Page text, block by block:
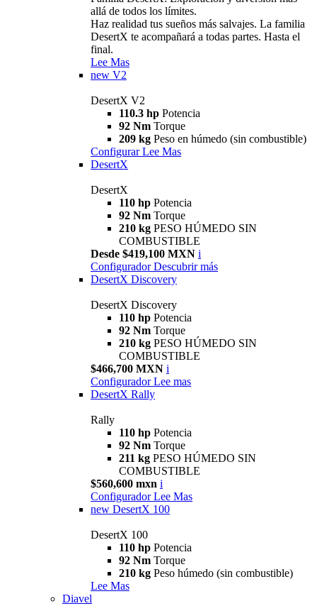
allá de todos los límites.
Haz realidad tus sueños más salvajes. La familia
DesertX te acompañará a todas partes. Hasta el
final.
Lee Mas
new V2
DesertX V2
110.3 hp Potencia
92 Nm Torque
209 kg Peso en húmedo (sin combustible)
Configurar Lee Mas
DesertX
DesertX
110 hp Potencia
92 Nm Torque
210 kg PESO HÚMEDO SIN
COMBUSTIBLE
Desde $419,100 MXN i
Configurador Descubrir más
DesertX Discovery
DesertX Discovery
110 hp Potencia
92 Nm Torque
210 kg PESO HÚMEDO SIN
COMBUSTIBLE
$466,700 MXN i
Configurador Lee mas
DesertX Rally
Rally
110 hp Potencia
92 Nm Torque
211 kg PESO HÚMEDO SIN
COMBUSTIBLE
$560,600 mxn i
Configurador Lee Mas
new DesertX 100
DesertX 100
110 hp Potencia
92 Nm Torque
210 kg Peso húmedo (sin combustible)
Lee Mas
Diavel